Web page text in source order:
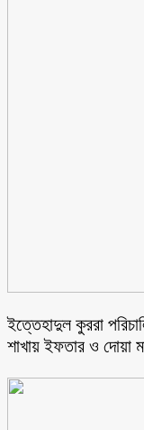
ইত্তেহাদুল কুররা
শাখায় ইফতার ও দোয়া